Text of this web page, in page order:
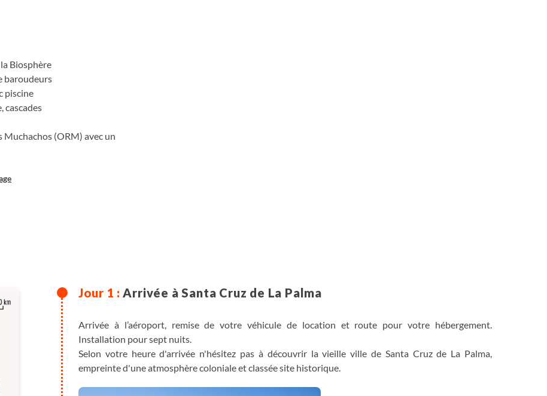
Biosphère
baroudeurs
piscine
cascades
(ORM) avec un
Arrivée à Santa Cruz de La Palma
Arrivée à l’aéroport, remise de votre véhicule de location et route pour votre hébergement.
Installation pour sept nuits.
Selon votre heure d'arrivée n'hésitez pas à découvrir la vieille ville de Santa Cruz de La Palma,
empreinte d'une atmosphère coloniale et classée site historique.